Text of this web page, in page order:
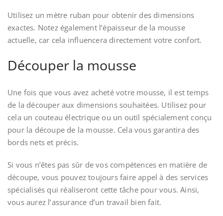
Utilisez un mètre ruban pour obtenir des dimensions
exactes. Notez également l’épaisseur de la mousse
actuelle, car cela influencera directement votre confort.
Découper la mousse
Une fois que vous avez acheté votre mousse, il est temps
de la découper aux dimensions souhaitées. Utilisez pour
cela un couteau électrique ou un outil spécialement conçu
pour la découpe de la mousse. Cela vous garantira des
bords nets et précis.
Si vous n’êtes pas sûr de vos compétences en matière de
découpe, vous pouvez toujours faire appel à des services
spécialisés qui réaliseront cette tâche pour vous. Ainsi,
vous aurez l’assurance d’un travail bien fait.